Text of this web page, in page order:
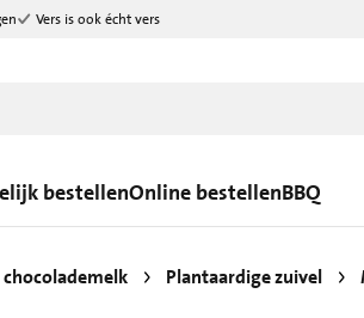
Vers is ook écht vers
bestellenOnline bestellenBBQ
Plantaardige zuivel